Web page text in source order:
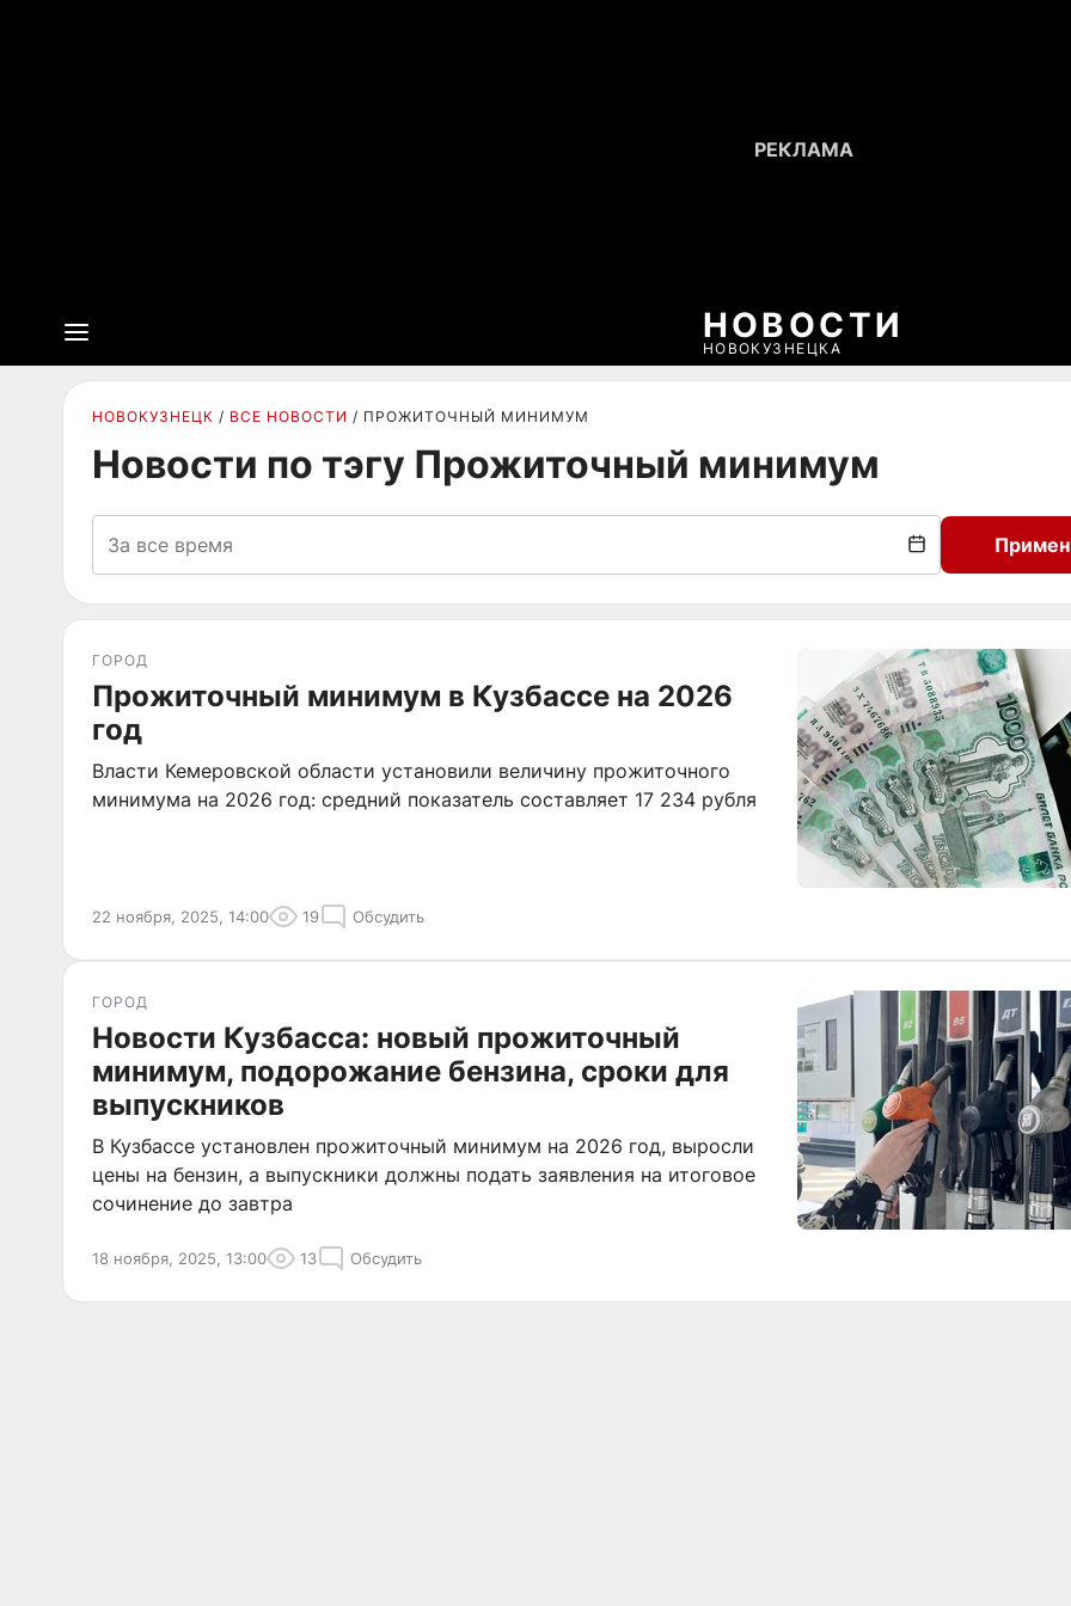
НОВОСТИ
НОВОКУЗНЕЦКА
НОВОКУЗНЕЦК ВСЕ НОВОСТИ ПРОЖИТОЧНЫЙ МИНИМУМ
Новости по тэгу Прожиточный минимум
ГОРОД
Прожиточный минимум в Кузбассе на 2026
год
Власти Кемеровской области установили величину прожиточного
минимума на 2026 год: средний показатель составляет 17 234 рубля
22 ноября, 2025, 14:00 19 Обсудить
ГОРОД
Новости Кузбасса: новый прожиточный
минимум, подорожание бензина, сроки для
выпускников
В Кузбассе установлен прожиточный минимум на 2026 год, выросли
цены на бензин, а выпускники должны подать заявления на итоговое
сочинение до завтра
18 ноября, 2025, 13:00 13 Обсудить